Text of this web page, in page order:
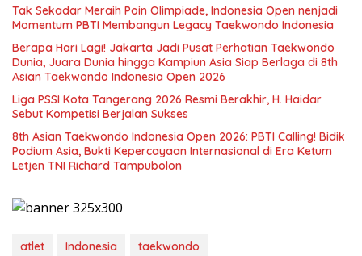
Tak Sekadar Meraih Poin Olimpiade, Indonesia Open nenjadi
Momentum PBTI Membangun Legacy Taekwondo Indonesia
Berapa Hari Lagi! Jakarta Jadi Pusat Perhatian Taekwondo
Dunia, Juara Dunia hingga Kampiun Asia Siap Berlaga di 8th
Asian Taekwondo Indonesia Open 2026
Liga PSSI Kota Tangerang 2026 Resmi Berakhir, H. Haidar
Sebut Kompetisi Berjalan Sukses
8th Asian Taekwondo Indonesia Open 2026: PBTI Calling! Bidik
Podium Asia, Bukti Kepercayaan Internasional di Era Ketum
Letjen TNI Richard Tampubolon
atlet Indonesia taekwondo